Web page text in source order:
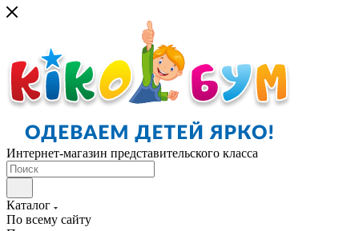
Интернет-магазин представительского класса
Каталог
По всему сайту